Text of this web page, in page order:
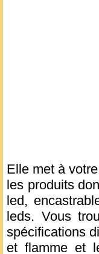
Elle met à
les produits
led,
leds. Vous
spécifications
et flamme et